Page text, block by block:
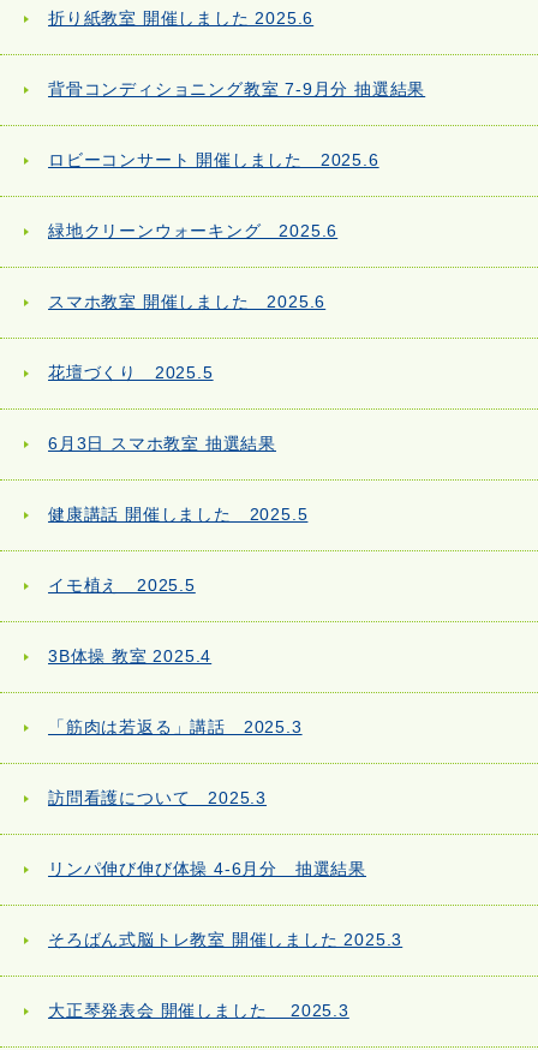
折り紙教室 開催しました 2025.6
背骨コンディショニング教室 7-9月分 抽選結果
ロビーコンサート 開催しました 2025.6
緑地クリーンウォーキング 2025.6
スマホ教室 開催しました 2025.6
花壇づくり 2025.5
6月3日 スマホ教室 抽選結果
健康講話 開催しました 2025.5
イモ植え 2025.5
3B体操 教室 2025.4
「筋肉は若返る」講話 2025.3
訪問看護について 2025.3
リンパ伸び伸び体操 4-6月分 抽選結果
そろばん式脳トレ教室 開催しました 2025.3
大正琴発表会 開催しました 2025.3